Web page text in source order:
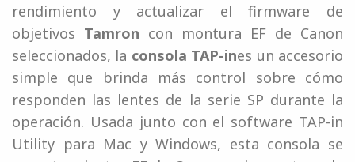
rendimiento y actualizar el firmware de
objetivos Tamron con montura EF de Canon
seleccionados, la consola TAP-ines un accesorio
simple que brinda más control sobre cómo
responden las lentes de la serie SP durante la
operación. Usada junto con el software TAP-in
Utility para Mac y Windows, esta consola se